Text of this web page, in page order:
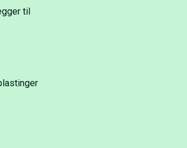
til